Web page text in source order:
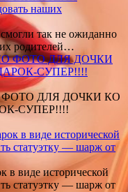
так не ожиданно
родителей…
ДЛЯ ДОЧКИ КО
СУПЕР!!!!
в виде исторической
статуэтку — шарж от